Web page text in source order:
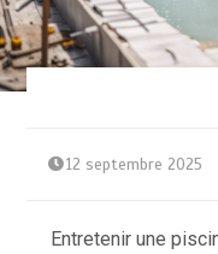
12 septembre 2025
Entretenir une